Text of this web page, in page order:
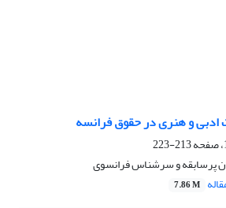
ادبی‌ و هنری‌ در حقوق فرانسه
213-223
پرسابقه و سرشناس فرانسوی
7.86 M